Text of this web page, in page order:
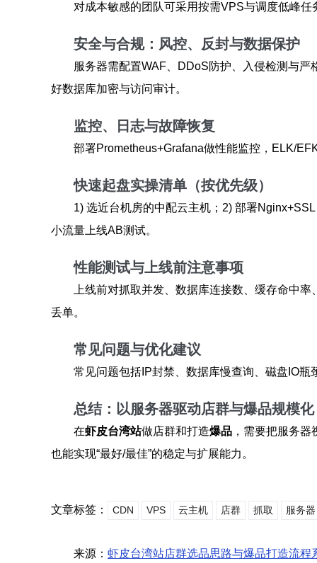
对成本敏感的团队可采用按需VPS与调度低峰
安全与合规：风控、反封与数据保护
服务器需配置WAF、DDoS防护、入侵检测与
好数据库加密与访问审计。
监控、日志与故障恢复
部署Prometheus+Grafana做性能监控，ELK/
快速起盘实操清单（按优先级）
1) 选近台机房的中配云主机；2) 部署
小流量上线AB测试。
性能测试与上线前注意事项
上线前对抓取并发、数据库连接数、缓存命中
丢单。
常见问题与优化建议
常见问题包括IP封禁、数据库慢查询、磁盘IO
总结：以服务器驱动店群与爆品规模化
在虾皮台湾站做店群和打造爆品 ，需要把服务
也能实现“最好/最佳”的稳定与扩展能力。
文章标签： CDN VPS 云主机 店群 抓取 服务器
来源： 虾皮台湾站店群选品思路与爆品打造流程